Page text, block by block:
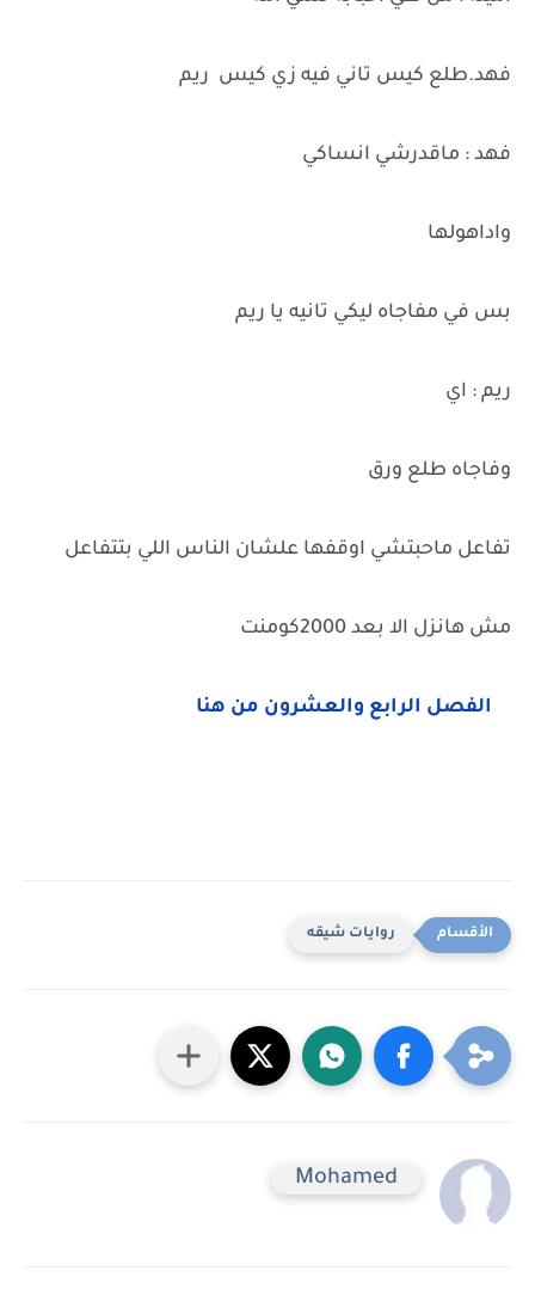
فهد.طلع كيس تاني فيه زي كيس ريم
فهد : ماقدرشي انساكي
واداهولها
بس في مفاجاه ليكي تانيه يا ريم
ريم : اي
وفاجاه طلع ورق
تفاعل ماحبتشي اوقفها علشان الناس اللي بتتفاعل
مش هانزل الا بعد 2000كومنت
الفصل الرابع والعشرون من هنا
روايات شيقه
Mohamed